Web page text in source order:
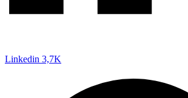
Linkedin 3,7K